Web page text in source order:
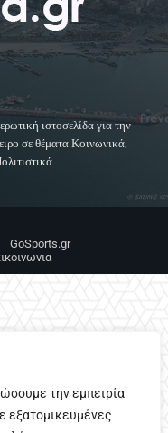
την εμπειρία
εξατομικευμένες
ιστοσελίδα για την
σε θέματα Κοινωνικά,
GoSports.gr